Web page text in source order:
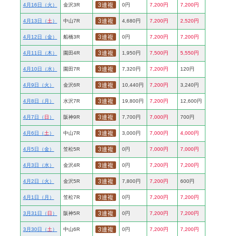
4月16日（火） 金沢3R 3連複 0円 7,200円 7,200円
4月13日（土） 中山7R 3連複 4,680円 7,200円 2,520円
4月12日（金） 船橋3R 3連複 0円 7,200円 7,200円
4月11日（木） 園田4R 3連複 1,950円 7,500円 5,550円
4月10日（水） 園田7R 3連複 7,320円 7,200円 120円
4月9日（火） 金沢6R 3連複 10,440円 7,200円 3,240円
4月8日（月） 水沢7R 3連複 19,800円 7,200円 12,600円
4月7日（日） 阪神9R 3連複 7,700円 7,000円 700円
4月6日（土） 中山7R 3連複 3,000円 7,000円 4,000円
4月5日（金） 笠松5R 3連複 0円 7,000円 7,000円
4月3日（水） 金沢4R 3連複 0円 7,200円 7,200円
4月2日（火） 金沢5R 3連複 7,800円 7,200円 600円
4月1日（月） 笠松7R 3連複 0円 7,200円 7,200円
3月31日（日） 阪神5R 3連複 0円 7,200円 7,200円
3月30日（土） 中山6R 3連複 0円 7,200円 7,200円